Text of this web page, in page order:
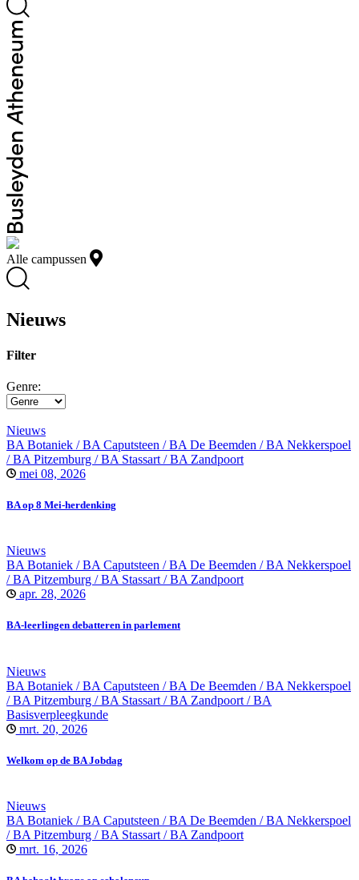
Alle campussen
Nieuws
Filter
Genre:
Nieuws
BA Botaniek / BA Caputsteen / BA De Beemden / BA Nekkerspoel
/ BA Pitzemburg / BA Stassart / BA Zandpoort
mei 08, 2026
BA op 8 Mei-herdenking
Nieuws
BA Botaniek / BA Caputsteen / BA De Beemden / BA Nekkerspoel
/ BA Pitzemburg / BA Stassart / BA Zandpoort
apr. 28, 2026
BA-leerlingen debatteren in parlement
Nieuws
BA Botaniek / BA Caputsteen / BA De Beemden / BA Nekkerspoel
/ BA Pitzemburg / BA Stassart / BA Zandpoort / BA
Basisverpleegkunde
mrt. 20, 2026
Welkom op de BA Jobdag
Nieuws
BA Botaniek / BA Caputsteen / BA De Beemden / BA Nekkerspoel
/ BA Pitzemburg / BA Stassart / BA Zandpoort
mrt. 16, 2026